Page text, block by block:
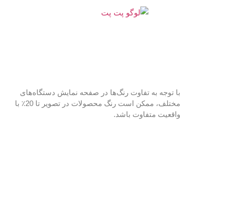
با توجه به تفاوت رنگ‌ها در صفحه نمایش دستگاه‌های
مختلف، ممکن است رنگ محصولات در تصویر تا 20٪ با
واقعیت متفاوت باشد.